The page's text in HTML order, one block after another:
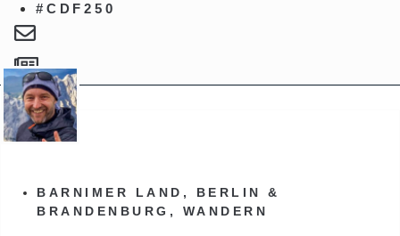
#CDF250
BARNIMER LAND , BERLIN &
BRANDENBURG , WANDERN